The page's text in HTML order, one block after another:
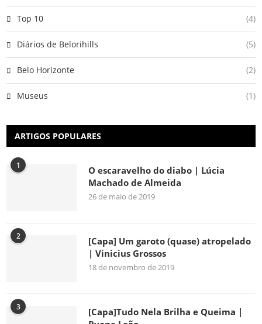
Top 10 (4)
Diários de Belorihills (5)
Belo Horizonte (2)
Museus (1)
ARTIGOS POPULARES
1
O escaravelho do diabo | Lúcia
Machado de Almeida
26 de maio de 2019
2
[Capa] Um garoto (quase) atropelado
| Vinicius Grossos
18 de novembro de 2019
3
[Capa]Tudo Nela Brilha e Queima |